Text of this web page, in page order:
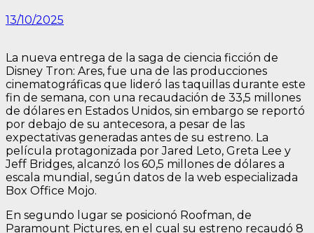
13/10/2025
La nueva entrega de la saga de ciencia ficción de
Disney Tron: Ares, fue una de las producciones
cinematográficas que lideró las taquillas durante este
fin de semana, con una recaudación de 33,5 millones
de dólares en Estados Unidos, sin embargo se reportó
por debajo de su antecesora, a pesar de las
expectativas generadas antes de su estreno. La
película protagonizada por Jared Leto, Greta Lee y
Jeff Bridges, alcanzó los 60,5 millones de dólares a
escala mundial, según datos de la web especializada
Box Office Mojo.
En segundo lugar se posicionó Roofman, de
Paramount Pictures, en el cual su estreno recaudó 8